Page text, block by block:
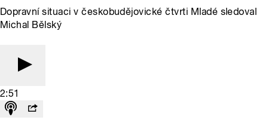
Dopravní situaci v českobudějovické čtvrti Mladé sledoval
Michal Bělský
2:51